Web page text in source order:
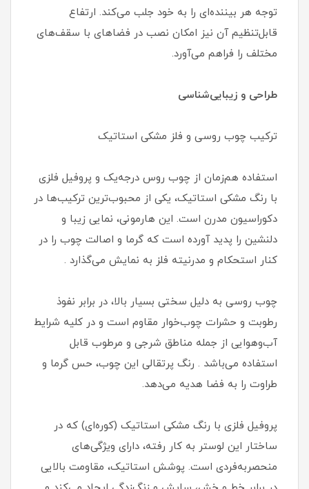
توجه هر بیننده‌ای را به خود جلب می‌کند. ارتفاع
قابل‌تنظیم آن نیز امکان نصب در فضاهای با سقف‌های
مختلف را فراهم می‌آورد.
طراحی و زیبایی‌شناسی
ترکیب چوب روسی و فلز مشکی استاتیک
استفاده هم‌زمان از چوب روس درجه‌یک و پروفیل فلزی
با رنگ مشکی استاتیک، یکی از محبوب‌ترین ترکیب‌ها در
دکوراسیون مدرن است. این هارمونی، نمایی زیبا و
دلنشین را پدید آورده است که گرما و اصالت چوب را در
کنار استحکام و مدرنیته فلز به نمایش می‌گذارد .
چوب روسی به دلیل سختی بسیار بالا، در برابر نفوذ
رطوبت و حشرات چوب‌خوار مقاوم است و در کلیه شرایط
آب‌وهوایی از جمله مناطق شرجی و مرطوب قابل
استفاده می‌باشد . رنگ پرتقالی این چوب، حس گرما و
طراوت را به فضا هدیه می‌دهد.
پروفیل فلزی با رنگ مشکی استاتیک (کوره‌ای) که در
ساختار این لوستر به کار رفته، دارای ویژگی‌های
منحصربه‌فردی است. پوشش استاتیک، مقاومت بالایی